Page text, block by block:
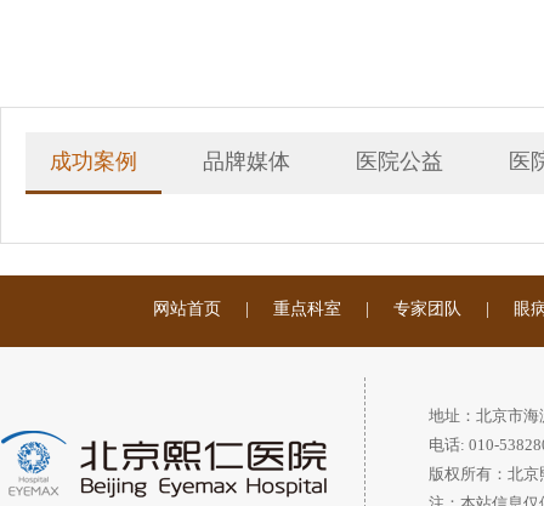
成功案例 品牌媒体 医院公益 医
网站首页 | 重点科室 | 专家团队 | 眼
地址：北京市
电话: 010-
版权所有：北
注：本站信息